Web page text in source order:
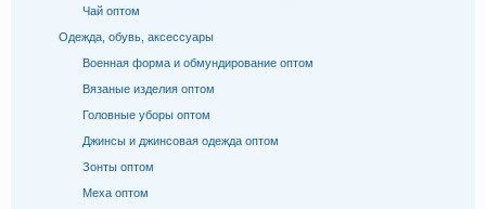
Чай оптом
Одежда, обувь, аксессуары
Военная форма и обмундирование оптом
Вязаные изделия оптом
Головные уборы оптом
Джинсы и джинсовая одежда оптом
Зонты оптом
Меха оптом